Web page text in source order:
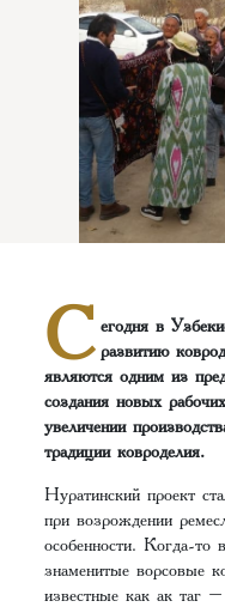
С егодня в
развитию
являются одним из
создания новых
увеличении
традиции ковроделия.
Нуратинский проект
при возрождении
особенности. Когда-то
знаменитые ворсовые
известные как ак таг